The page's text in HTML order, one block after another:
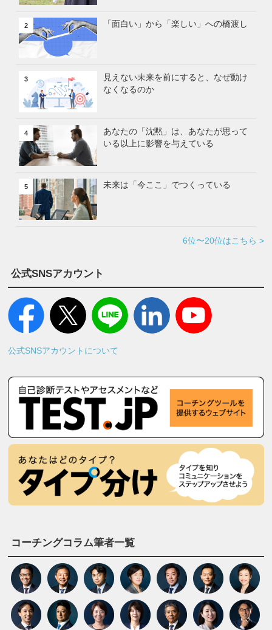
2 「面白い」から「楽しい」への橋渡し
3
見えない未来を前にすると、なぜ動け
なくなるのか
4
あなたの「沈黙」は、あなたが思って
いる以上に影響を与えている
5 未来は「今ここ」でつくっている
6位〜20位はこちら >
公式SNSアカウント
公式SNSアカウントについて
コーチングコラム筆者一覧